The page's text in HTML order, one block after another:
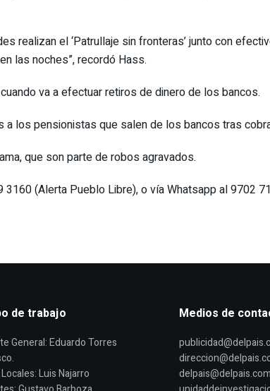
realizan el ‘Patrullaje sin fronteras’ junto con
las noches”, recordó Hass.
va a efectuar retiros de dinero de los bancos.
los pensionistas que salen de los bancos tras
que son parte de robos agravados.
(Alerta Pueblo Libre), o vía Whatsapp al 9702
de trabajo
General: Eduardo Torres
Luis Najarro
Medios de